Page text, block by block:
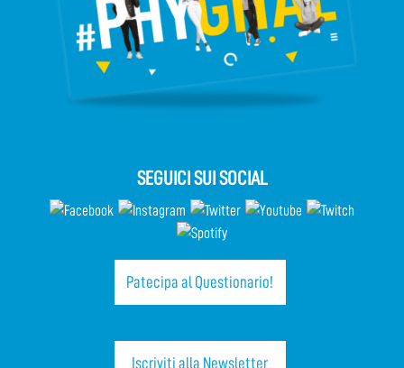
SEGUICI SUI SOCIAL
Patecipa al Questionario!
Iscriviti alla Newsletter